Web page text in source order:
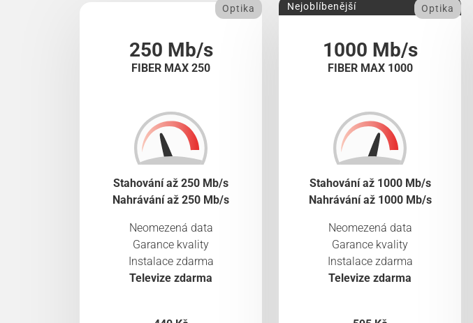
250 Mb/s
FIBER MAX 250
Optika
Stahování až 250 Mb/s
Nahrávání až 250 Mb/s
Neomezená data
Garance kvality
Instalace zdarma
Televize zdarma
1000 Mb/s
FIBER MAX 1000
Nejoblíbenější Optika
Stahování až 1000 Mb/s
Nahrávání až 1000 Mb/s
Neomezená data
Garance kvality
Instalace zdarma
Televize zdarma